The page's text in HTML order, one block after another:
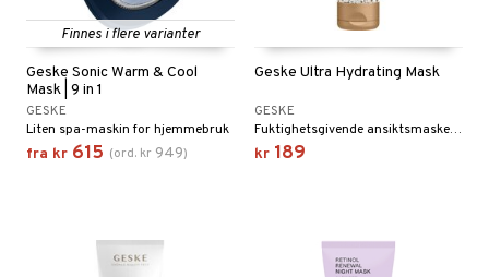
Finnes i flere varianter
Geske Sonic Warm & Cool
Mask | 9 in 1
GESKE
Liten spa-maskin for hjemmebruk
fra kr 615 (ord. kr 949)
Geske Ultra Hydrating Mask
GESKE
Fuktighetsgivende ansiktsmaske fra Geske
kr 189